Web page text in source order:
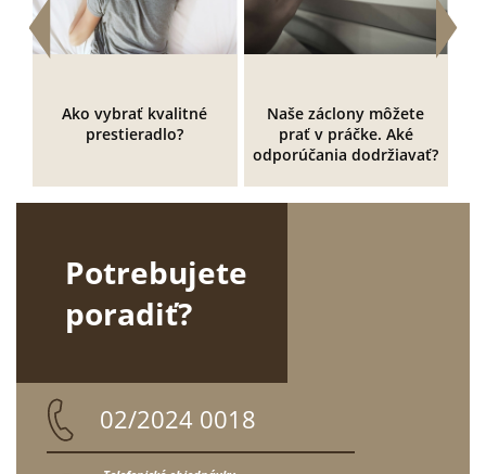
Ako vybrať kvalitné
prestieradlo?
Naše záclony môžete
prať v práčke. Aké
odporúčania dodržiavať?
Potrebujete
poradiť?
02/2024 0018